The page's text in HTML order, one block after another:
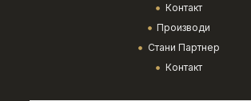
Контакт
Производи
Стани Партнер
Контакт